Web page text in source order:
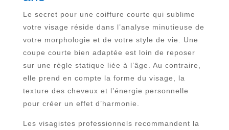
Le secret pour une coiffure courte qui sublime
votre visage réside dans l’analyse minutieuse de
votre morphologie et de votre style de vie. Une
coupe courte bien adaptée est loin de reposer
sur une règle statique liée à l’âge. Au contraire,
elle prend en compte la forme du visage, la
texture des cheveux et l’énergie personnelle
pour créer un effet d’harmonie.
Les visagistes professionnels recommandent la